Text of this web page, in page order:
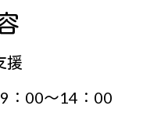
援
：00～14：00